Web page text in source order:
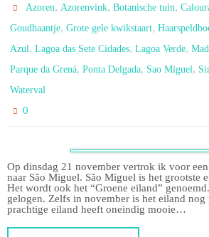
Azoren, Azorenvink,Botanische tuin,
Goudhaantje, Grote gele kwikstaart,
Azul, Lagoa das Sete Cidades, Lagoa Verde,
Parque da Grená, Ponta Delgada, Sao Miguel,
Waterval
0
Op dinsdag 21 november vertrok ik voor
naar São Miguel. São Miguel is het grootste
Het wordt ook het “Groene eiland”
gelogen. Zelfs in november is het eiland
prachtige eiland heeft oneindig mooie…